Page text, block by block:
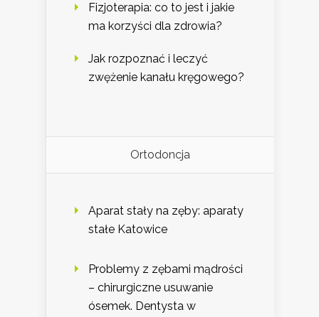
Fizjoterapia: co to jest i jakie
ma korzyści dla zdrowia?
Jak rozpoznać i leczyć
zwężenie kanału kręgowego?
Ortodoncja
Aparat stały na zęby: aparaty
stałe Katowice
Problemy z zębami mądrości
– chirurgiczne usuwanie
ósemek. Dentysta w